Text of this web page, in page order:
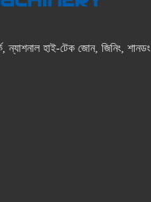
ন্যাশনাল হাই-টেক জোন, জিনিং, শানডং